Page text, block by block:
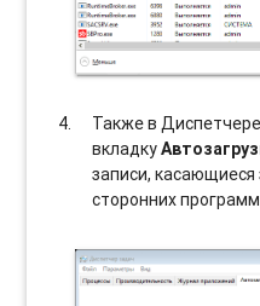
Также в
вкладку
записи, касающиеся
сторонних